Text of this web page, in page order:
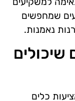
שמחפשים
נאמנות.
שיכולים
כלים